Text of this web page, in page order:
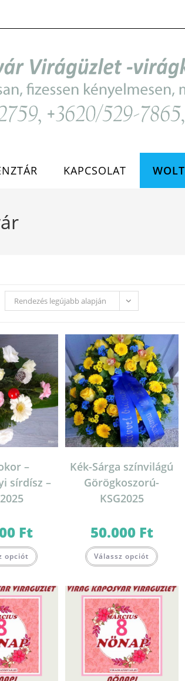
KAPCSOLAT WOLT
Rendezés legújabb alapján
–
sírdísz –
Ft
opciót
Kék-Sárga színvilágú
Görögkoszorú-
KSG2025
50.000 Ft
Válassz opciót